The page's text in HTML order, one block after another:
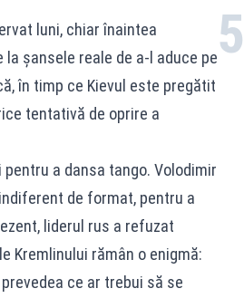
luni, chiar înaintea
șansele reale de a-l aduce pe
în timp ce Kievul este pregătit
tentativă de oprire a
pentru a dansa tango. Volodimir
de format, pentru a
liderul rus a refuzat
Kremlinului rămân o enigmă:
ce ar trebui să se
5